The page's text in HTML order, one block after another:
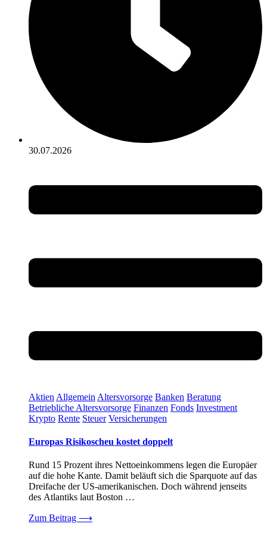
30.07.2026
Aktien Allgemein Altersvorsorge Banken Beratung
Betriebliche Altersvorsorge Finanzen Fonds Investment
Krypto Rente Steuer Versicherungen
Europas Risikoscheu kostet doppelt
Rund 15 Prozent ihres Nettoeinkommens legen die Europäer
auf die hohe Kante. Damit beläuft sich die Sparquote auf das
Dreifache der US-amerikanischen. Doch während jenseits
des Atlantiks laut Boston …
Zum Beitrag ⟶